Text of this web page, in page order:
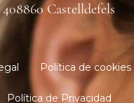
408860 Castelldefels
Política de cookies
Política de Privacidad